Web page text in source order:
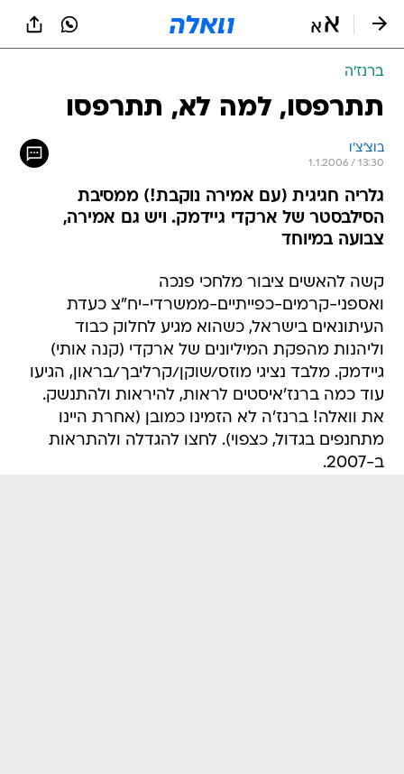
ברנז'ה
תתרפסו, למה לא, תתרפסו
בוצ'צ'ו
1.1.2006 / 13:30
גלריה חגיגית (עם אמירה נוקבת!) ממסיבת
הסילבסטר של ארקדי גיידמק. ויש גם אמירה,
צבועה במיוחד
קשה להאשים ציבור מלחכי פנכה
ואספני-קרמים-כפייתיים-ממשרדי-יח"צ כעדת
העיתונאים בישראל, כשהוא מגיע לחלוק כבוד
וליהנות מהפקת המיליונים של ארקדי (קנה אותי)
גיידמק. מלבד נציגי מוזס/שוקן/קרליבך/בראון, הגיעו
עוד כמה ברנז'איסטים לראות, להיראות ולהתנשק.
את וואלה! ברנז'ה לא הזמינו כמובן (אחרת היינו
מתחנפים בגדול, כצפוי). לחצו להגדלה ולהתראות
ב-2007.